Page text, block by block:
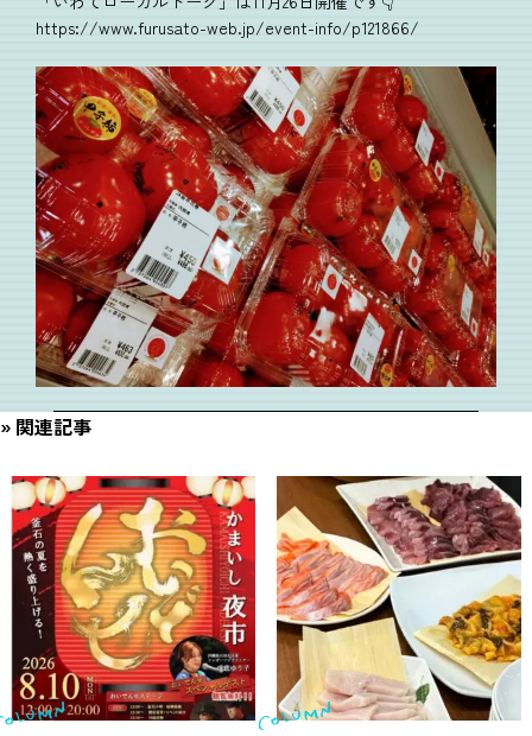
https://www.furusato-web.jp/event-info/p121866/
関連記事